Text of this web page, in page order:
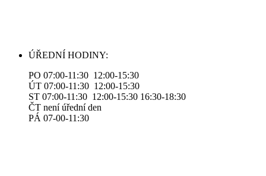
ÚŘEDNÍ HODINY:
PO 07:00-11:30 12:00-15:30
ÚT 07:00-11:30 12:00-15:30
ST 07:00-11:30 12:00-15:30 16:30-18:30
ČT není úřední den
PÁ 07-00-11:30